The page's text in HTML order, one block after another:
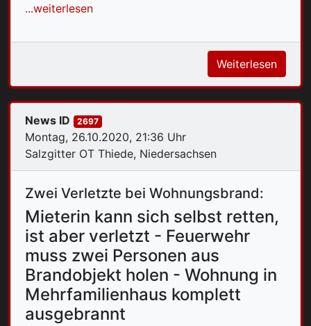
...weiterlesen
Weiterlesen
Montag, 26.10.2020, 21:36 Uhr
Salzgitter OT Thiede, Niedersachsen
News ID 2697
Zwei Verletzte bei Wohnungsbrand:
Mieterin kann sich selbst retten,
ist aber verletzt - Feuerwehr
muss zwei Personen aus
Brandobjekt holen - Wohnung in
Mehrfamilienhaus komplett
ausgebrannt